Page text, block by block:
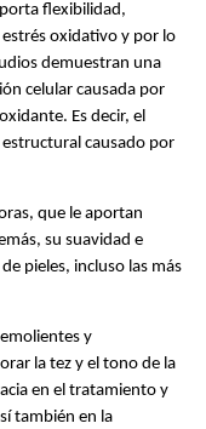
flexibilidad,
oxidativo y por lo
demuestran una
celular causada por
Es decir, el
causado por
que le aportan
su suavidad e
pieles, incluso las más
y
la tez y el tono de la
en el tratamiento y
también en la